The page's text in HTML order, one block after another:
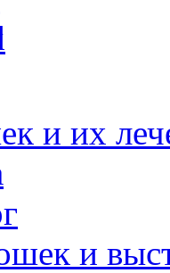
и их
и